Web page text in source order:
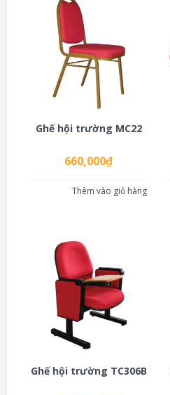
Ghế hội trường MC22
660,000₫
Thêm vào giỏ hàng
Ghế hội trường TC306B